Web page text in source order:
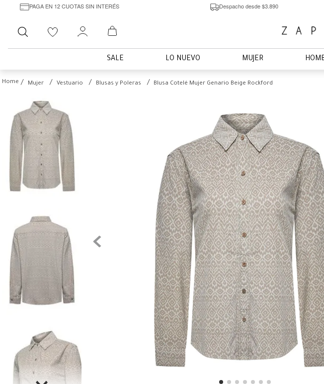
PAGA EN 12 CUOTAS SIN INTERÉS Despacho desde $3.890
Buscar
SALE LO NUEVO MUJER
Mujer Vestuario Blusas y Poleras Blusa Cotelé Mujer Genario Beige Rockford